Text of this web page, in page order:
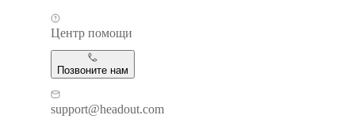
Центр помощи
Позвоните нам
support@headout.com